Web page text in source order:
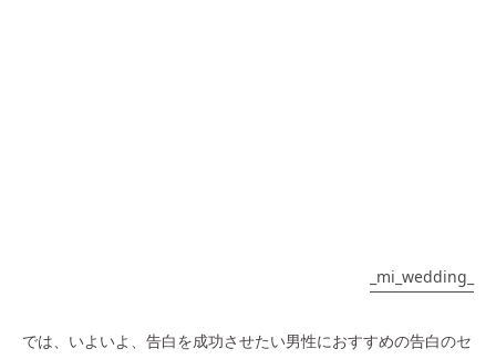
_mi_wedding_
では、いよいよ、告白を成功させたい男性におすすめの告白のセ